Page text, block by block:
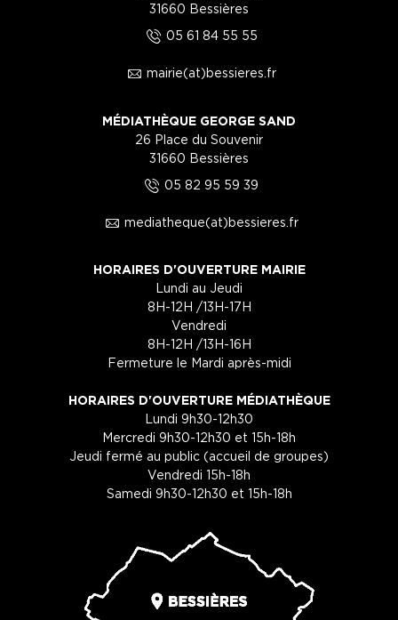
31660 Bessières
5 05 61 84 55 55
1 mairie(at)bessieres.fr
MÉDIATHÈQUE GEORGE SAND
26 Place du Souvenir
31660 Bessières
5 05 82 95 59 39
1 mediatheque(at)bessieres.fr
HORAIRES D'OUVERTURE MAIRIE
Lundi au Jeudi
8H-12H /13H-17H
Vendredi
8H-12H /13H-16H
Fermeture le Mardi après-midi
HORAIRES D'OUVERTURE MÉDIATHÈQUE
Lundi 9h30-12h30
Mercredi 9h30-12h30 et 15h-18h
Jeudi fermé au public (accueil de groupes)
Vendredi 15h-18h
Samedi 9h30-12h30 et 15h-18h